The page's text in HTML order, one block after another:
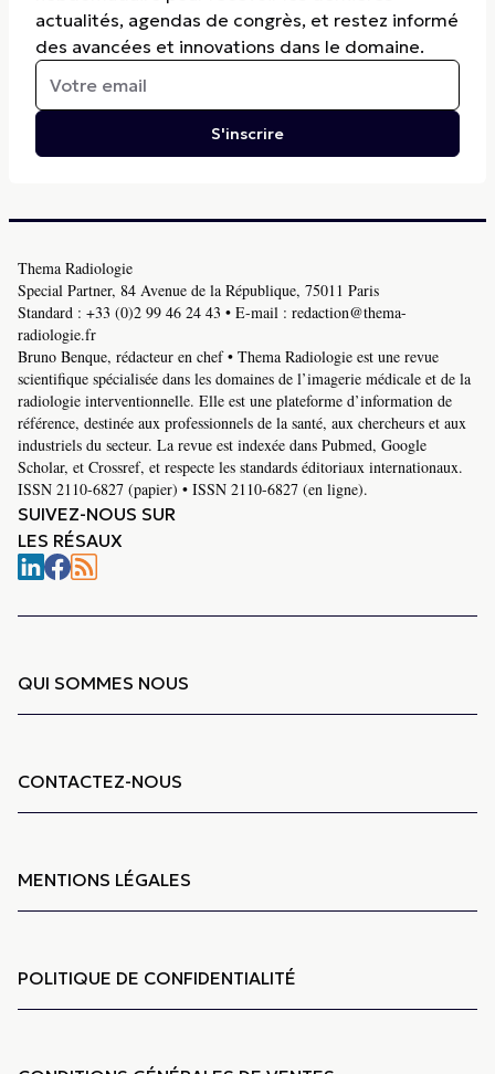
actualités, agendas de congrès, et restez informé
des avancées et innovations dans le domaine.
S'inscrire
Thema Radiologie
Special Partner, 84 Avenue de la République, 75011 Paris
Standard : +33 (0)2 99 46 24 43 • E-mail : redaction@thema-
radiologie.fr
Bruno Benque, rédacteur en chef • Thema Radiologie est une revue
scientifique spécialisée dans les domaines de l’imagerie médicale et de la
radiologie interventionnelle. Elle est une plateforme d’information de
référence, destinée aux professionnels de la santé, aux chercheurs et aux
industriels du secteur. La revue est indexée dans Pubmed, Google
Scholar, et Crossref, et respecte les standards éditoriaux internationaux.
ISSN 2110-6827 (papier) • ISSN 2110-6827 (en ligne).
SUIVEZ-NOUS SUR
LES RÉSAUX
QUI SOMMES NOUS
CONTACTEZ-NOUS
MENTIONS LÉGALES
POLITIQUE DE CONFIDENTIALITÉ